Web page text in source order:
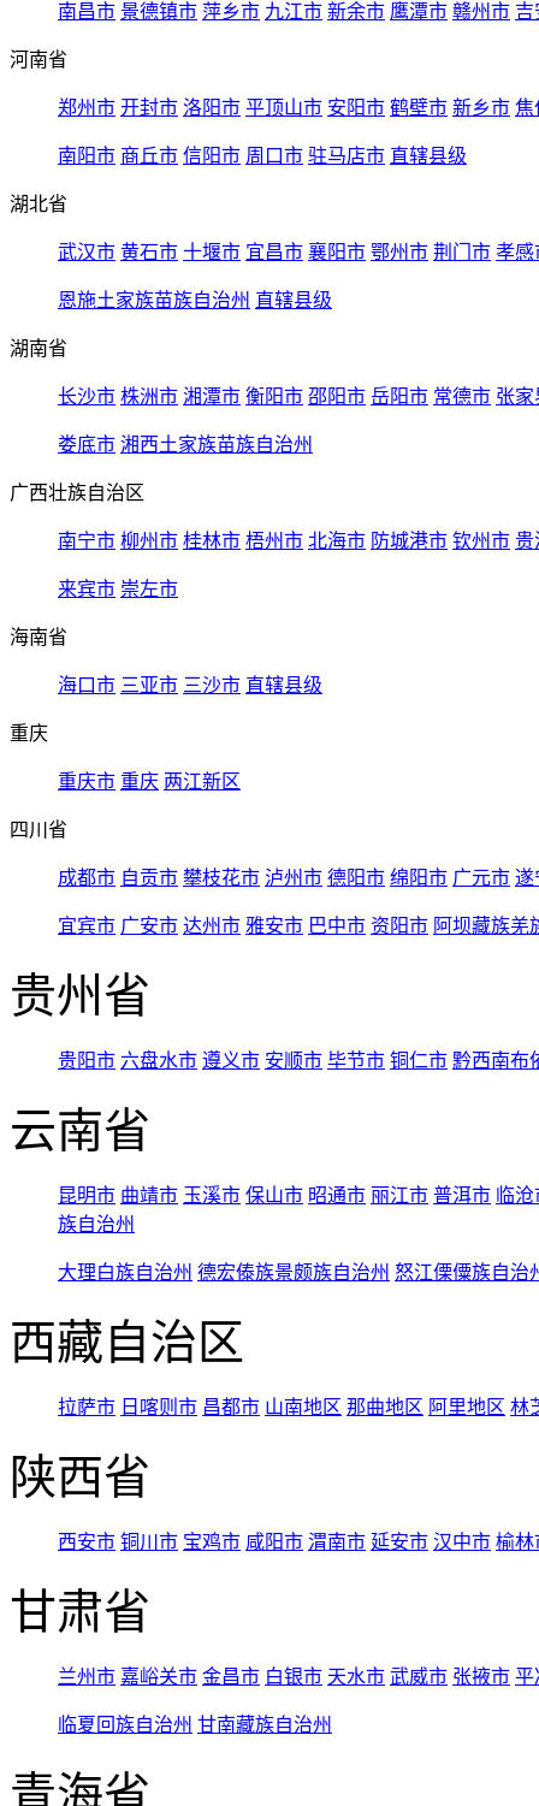
南昌市 景德镇市 萍乡市 九江市 新余市 鹰潭市 赣州市 吉
河南省
郑州市 开封市 洛阳市 平顶山市 安阳市 鹤壁市 新乡市 焦
南阳市 商丘市 信阳市 周口市 驻马店市 直辖县级
湖北省
武汉市 黄石市 十堰市 宜昌市 襄阳市 鄂州市 荆门市 孝感
恩施土家族苗族自治州 直辖县级
湖南省
长沙市 株洲市 湘潭市 衡阳市 邵阳市 岳阳市 常德市 张家
娄底市 湘西土家族苗族自治州
广西壮族自治区
南宁市 柳州市 桂林市 梧州市 北海市 防城港市 钦州市 贵
来宾市 崇左市
海南省
海口市 三亚市 三沙市 直辖县级
重庆
重庆市 重庆 两江新区
四川省
成都市 自贡市 攀枝花市 泸州市 德阳市 绵阳市 广元市 遂
宜宾市 广安市 达州市 雅安市 巴中市 资阳市 阿坝藏族羌
贵州省
贵阳市 六盘水市 遵义市 安顺市 毕节市 铜仁市 黔西南布
云南省
昆明市 曲靖市 玉溪市 保山市 昭通市 丽江市 普洱市 临
族自治州
大理白族自治州 德宏傣族景颇族自治州 怒江傈僳族自治
西藏自治区
拉萨市 日喀则市 昌都市 山南地区 那曲地区 阿里地区 林
陕西省
西安市 铜川市 宝鸡市 咸阳市 渭南市 延安市 汉中市 榆林
甘肃省
兰州市 嘉峪关市 金昌市 白银市 天水市 武威市 张掖市 平
临夏回族自治州 甘南藏族自治州
青海省